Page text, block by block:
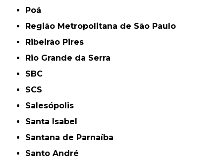
Poá
Região Metropolitana de São Paulo
Ribeirão Pires
Rio Grande da Serra
SBC
SCS
Salesópolis
Santa Isabel
Santana de Parnaíba
Santo André